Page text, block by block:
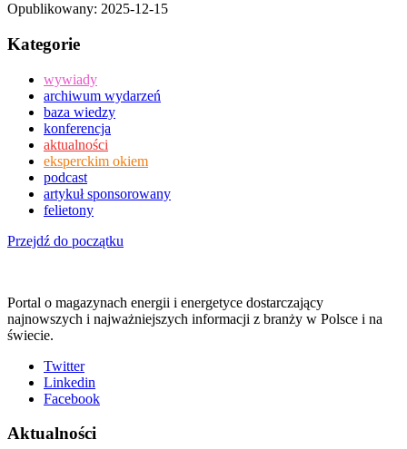
Opublikowany: 2025-12-15
Kategorie
wywiady
archiwum wydarzeń
baza wiedzy
konferencja
aktualności
eksperckim okiem
podcast
artykuł sponsorowany
felietony
Przejdź do początku
Portal o magazynach energii i energetyce dostarczający
najnowszych i najważniejszych informacji z branży w Polsce i na
świecie.
Twitter
Linkedin
Facebook
Aktualności